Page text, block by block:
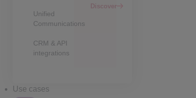
Unified
Communications
CRM & API
integrations
Discover
Use cases